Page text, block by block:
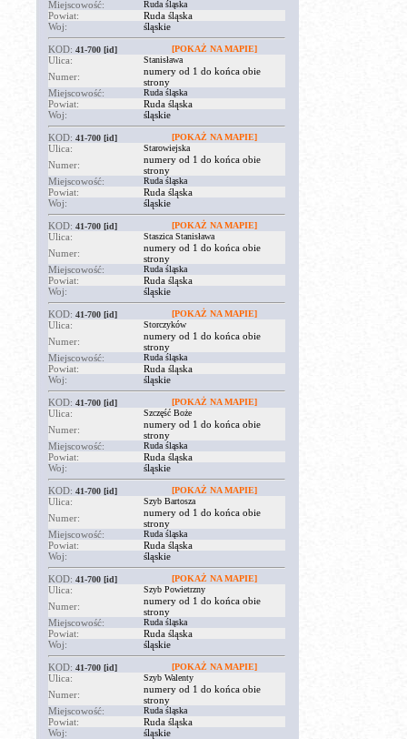
Miejscowość: Ruda śląska
Powiat:
Ruda śląska
Woj:
śląskie
KOD: 41-700 [id] [POKAŻ NA MAPIE]
Ulica: Stanisława
Numer:
numery od 1 do końca obie
strony
Miejscowość:
Ruda śląska
Powiat:
Ruda śląska
Woj:
śląskie
KOD: 41-700 [id] [POKAŻ NA MAPIE]
Ulica: Starowiejska
Numer:
numery od 1 do końca obie
strony
Miejscowość:
Ruda śląska
Powiat:
Ruda śląska
Woj:
śląskie
KOD: 41-700 [id] [POKAŻ NA MAPIE]
Ulica: Staszica Stanisława
Numer:
numery od 1 do końca obie
strony
Miejscowość:
Ruda śląska
Powiat:
Ruda śląska
Woj:
śląskie
KOD: 41-700 [id] [POKAŻ NA MAPIE]
Ulica: Storczyków
Numer:
numery od 1 do końca obie
strony
Miejscowość:
Ruda śląska
Powiat:
Ruda śląska
Woj:
śląskie
KOD: 41-700 [id] [POKAŻ NA MAPIE]
Ulica: Szczęść Boże
Numer:
numery od 1 do końca obie
strony
Miejscowość:
Ruda śląska
Powiat:
Ruda śląska
Woj:
śląskie
KOD: 41-700 [id] [POKAŻ NA MAPIE]
Ulica: Szyb Bartosza
Numer:
numery od 1 do końca obie
strony
Miejscowość:
Ruda śląska
Powiat:
Ruda śląska
Woj:
śląskie
KOD: 41-700 [id] [POKAŻ NA MAPIE]
Ulica: Szyb Powietrzny
Numer:
numery od 1 do końca obie
strony
Miejscowość:
Ruda śląska
Powiat:
Ruda śląska
Woj:
śląskie
KOD: 41-700 [id] [POKAŻ NA MAPIE]
Ulica: Szyb Walenty
Numer:
numery od 1 do końca obie
strony
Miejscowość:
Ruda śląska
Powiat:
Ruda śląska
Woj:
śląskie